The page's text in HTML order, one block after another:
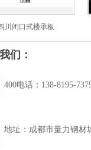
川闭口式楼承板
们：
400电话：138-8195-
地址：成都市量力钢材